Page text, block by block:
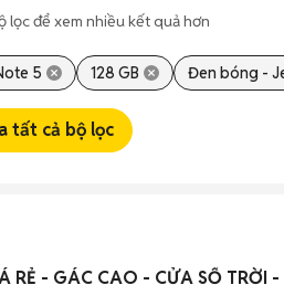
lọc để xem nhiều kết quả hơn
5 128 GB Đen bóng -
tất cả bộ lọc
RẺ - GÁC CAO - CỬA SỔ TRỜI